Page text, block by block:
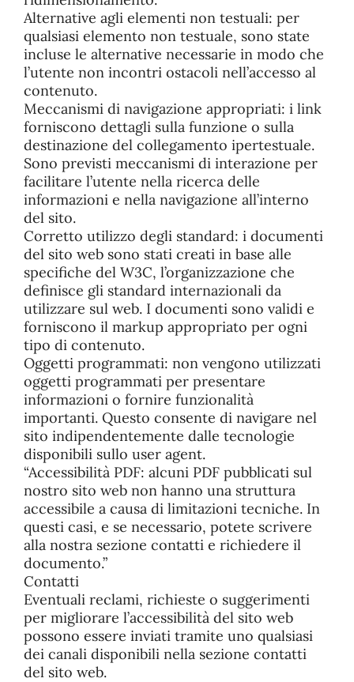
Alternative agli elementi non testuali: per
qualsiasi elemento non testuale, sono state
incluse le alternative necessarie in modo che
l’utente non incontri ostacoli nell’accesso al
contenuto.
Meccanismi di navigazione appropriati: i link
forniscono dettagli sulla funzione o sulla
destinazione del collegamento ipertestuale.
Sono previsti meccanismi di interazione per
facilitare l’utente nella ricerca delle
informazioni e nella navigazione all’interno
del sito.
Corretto utilizzo degli standard: i documenti
del sito web sono stati creati in base alle
specifiche del W3C, l’organizzazione che
definisce gli standard internazionali da
utilizzare sul web. I documenti sono validi e
forniscono il markup appropriato per ogni
tipo di contenuto.
Oggetti programmati: non vengono utilizzati
oggetti programmati per presentare
informazioni o fornire funzionalità
importanti. Questo consente di navigare nel
sito indipendentemente dalle tecnologie
disponibili sullo user agent.
“Accessibilità PDF: alcuni PDF pubblicati sul
nostro sito web non hanno una struttura
accessibile a causa di limitazioni tecniche. In
questi casi, e se necessario, potete scrivere
alla nostra sezione contatti e richiedere il
documento.”
Contatti
Eventuali reclami, richieste o suggerimenti
per migliorare l’accessibilità del sito web
possono essere inviati tramite uno qualsiasi
dei canali disponibili nella sezione contatti
del sito web.